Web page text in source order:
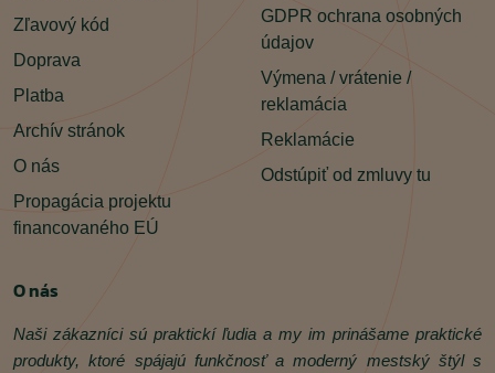
Zľavový kód
Doprava
Platba
Archív stránok
O nás
Propagácia projektu
financovaného EÚ
GDPR ochrana osobných
údajov
Výmena / vrátenie /
reklamácia
Reklamácie
Odstúpiť od zmluvy tu
O nás
Naši zákazníci sú praktickí ľudia a my im prinášame praktické
produkty, ktoré spájajú funkčnosť a moderný mestský štýl s